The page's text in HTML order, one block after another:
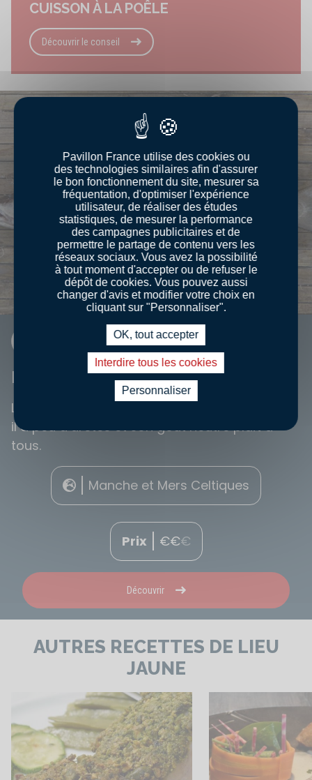
CUISSON À LA POÊLE
Découvrir le conseil
LIEU JAUNE
Le lieu jaune a sa place à la table familiale car
il a peu d’arêtes et son goût neutre plaît à
tous.
Manche et Mers Celtiques
Prix €€€
Découvrir
AUTRES RECETTES DE LIEU
JAUNE
Pavillon France utilise des cookies ou
des technologies similaires afin d'assurer
le bon fonctionnement du site, mesurer sa
fréquentation, d'optimiser l'expérience
utilisateur, de réaliser des études
statistiques, de mesurer la performance
des campagnes publicitaires et de
permettre le partage de contenu vers les
réseaux sociaux. Vous avez la possibilité
à tout moment d'accepter ou de refuser le
dépôt de cookies. Vous pouvez aussi
changer d'avis et modifier votre choix en
cliquant sur "Personnaliser".
OK, tout accepter
Interdire tous les cookies
Personnaliser